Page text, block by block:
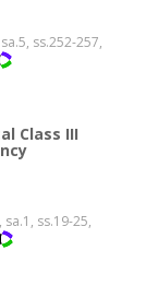
ss.252-257,
Class III
sa.1, ss.19-25,